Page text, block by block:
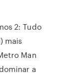
2: Tudo
mais
Man
a